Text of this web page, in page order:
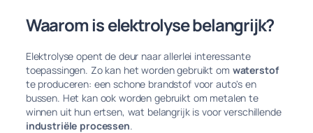
Waarom is elektrolyse belangrijk?
Elektrolyse opent de deur naar allerlei interessante
toepassingen. Zo kan het worden gebruikt om waterstof
te produceren: een schone brandstof voor auto's en
bussen. Het kan ook worden gebruikt om metalen te
winnen uit hun ertsen, wat belangrijk is voor verschillende
industriële processen.